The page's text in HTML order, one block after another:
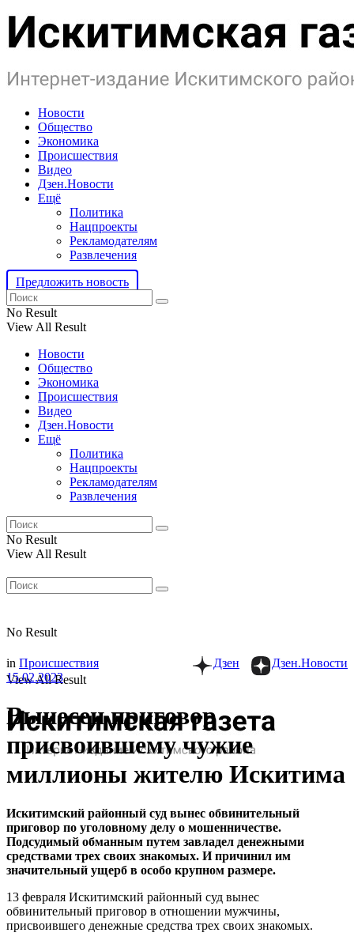
Новости
Общество
Экономика
Происшествия
Видео
Дзен.Новости
Ещё
Политика
Нацпроекты
Рекламодателям
Развлечения
Предложить новость
No Result
View All Result
Новости
Общество
Экономика
Происшествия
Видео
Дзен.Новости
Ещё
Политика
Нацпроекты
Рекламодателям
Развлечения
No Result
View All Result
No Result
View All Result
Дзен.Новости
Дзен
in Происшествия
15.02.2023
Вынесен приговор
присвоившему чужие
миллионы жителю Искитима
Искитимский районный суд вынес обвинительный
приговор по уголовному делу о мошенничестве.
Подсудимый обманным путем завладел денежными
средствами трех своих знакомых. И причинил им
значительный ущерб в особо крупном размере.
13 февраля Искитимский районный суд вынес
обвинительный приговор в отношении мужчины,
присвоившего денежные средства трех своих знакомых.